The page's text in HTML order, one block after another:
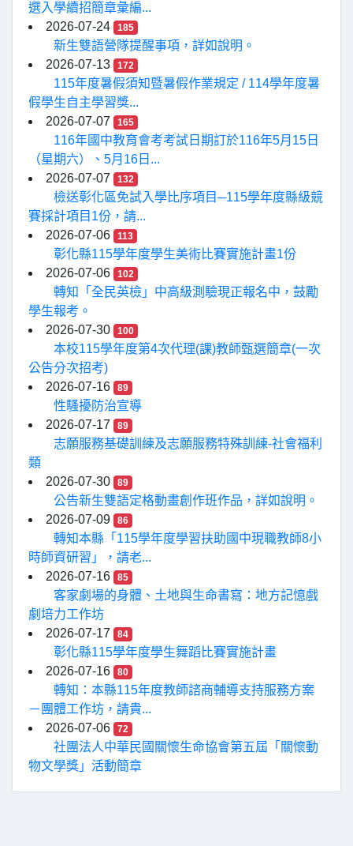
選入學續招簡章彙編...
2026-07-24
185
新生雙語營隊提醒事項，詳如說明。
2026-07-13
172
115年度暑假須知暨暑假作業規定 / 114學年度暑
假學生自主學習獎...
2026-07-07
165
116年國中教育會考考試日期訂於116年5月15日
（星期六）、5月16日...
2026-07-07
132
檢送彰化區免試入學比序項目─115學年度縣級競
賽採計項目1份，請...
2026-07-06
113
彰化縣115學年度學生美術比賽實施計畫1份
2026-07-06
102
轉知「全民英檢」中高級測驗現正報名中，鼓勵
學生報考。
2026-07-30
100
本校115學年度第4次代理(課)教師甄選簡章(一次
公告分次招考)
2026-07-16
89
性騷擾防治宣導
2026-07-17
89
志願服務基礎訓練及志願服務特殊訓練-社會福利
類
2026-07-30
89
公告新生雙語定格動畫創作班作品，詳如說明。
2026-07-09
86
轉知本縣「115學年度學習扶助國中現職教師8小
時師資研習」，請老...
2026-07-16
85
客家劇場的身體、土地與生命書寫：地方記憶戲
劇培力工作坊
2026-07-17
84
彰化縣115學年度學生舞蹈比賽實施計畫
2026-07-16
80
轉知：本縣115年度教師諮商輔導支持服務方案
－團體工作坊，請貴...
2026-07-06
72
社團法人中華民國關懷生命協會第五屆「關懷動
物文學獎」活動簡章